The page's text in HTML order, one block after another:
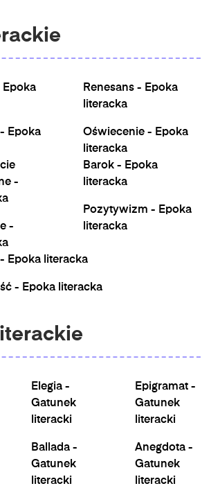
Epoka
Epoka
Renesans - Epoka
literacka
Oświecenie - Epoka
literacka
-
-
Barok - Epoka
literacka
Pozytywizm - Epoka
literacka
- Epoka literacka
- Epoka literacka
Elegia -
Gatunek
literacki
Ballada -
Gatunek
literacki
Epigramat -
Gatunek
literacki
Anegdota -
Gatunek
literacki